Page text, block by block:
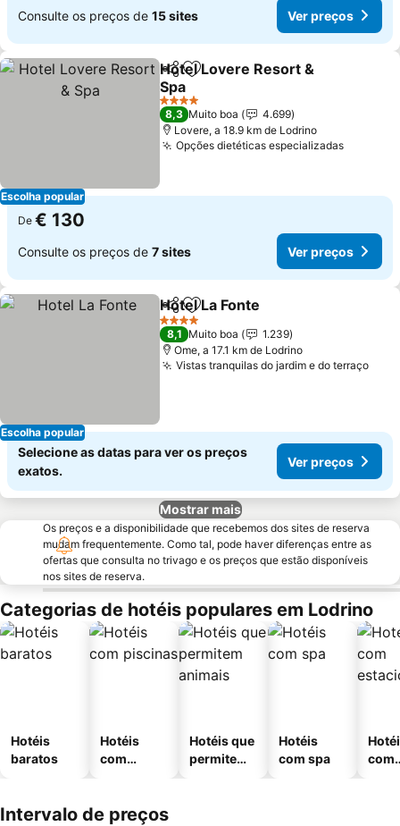
Consulte os preços de 15 sites Ver preços
Escolha popular
PartilharAdicionar aos favoritos
Hotel Lovere Resort &
Spa
Ver preços
4 Estrelas
8,3 Muito boa
4.699
Lovere, a 18.9 km de Lodrino
Opções dietéticas especializadasVer
De € 130
Consulte os preços de 7 sites Ver preços
Escolha popular
PartilharAdicionar aos favoritos
Hotel La Fonte
4 Estrelas
8,1 Muito boa
1.239
Ome, a 17.1 km de Lodrino
Vistas tranquilas do jardim e do terraçoVer
Selecione as datas para ver os preços
exatos.
Ver preços
Mostrar mais
Os preços e a disponibilidade que recebemos dos sites de reserva
mudam frequentemente. Como tal, pode haver diferenças entre as
ofertas que consulta no trivago e os preços que estão disponíveis
nos sites de reserva.
Categorias de hotéis populares em Lodrino
Hotéis
baratos
Hotéis
com
Hotéis que
permitem
Hotéis
com spa
com
Intervalo de preços